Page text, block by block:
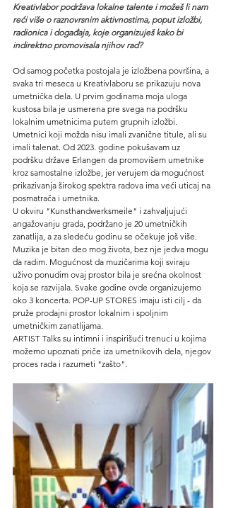
Kreativlabor podržava lokalne talente i možeš li nam
reći više o raznovrsnim aktivnostima, poput izložbi,
radionica i događaja, koje organizuješ kako bi
indirektno promovisala njihov rad?
Od samog početka postojala je izložbena površina, a
svaka tri meseca u Kreativlaboru se prikazuju nova
umetnička dela. U prvim godinama moja uloga
kustosa bila je usmerena pre svega na podršku
lokalnim umetnicima putem grupnih izložbi.
Umetnici koji možda nisu imali zvanične titule, ali su
imali talenat. Od 2023. godine pokušavam uz
podršku države Erlangen da promovišem umetnike
kroz samostalne izložbe, jer verujem da mogućnost
prikazivanja širokog spektra radova ima veći uticaj na
posmatrača i umetnika.
U okviru "Kunsthandwerksmeile" i zahvaljujući
angažovanju grada, podržano je 20 umetničkih
zanatlija, a za sledeću godinu se očekuje još više.
Muzika je bitan deo mog života, bez nje jedva mogu
da radim. Mogućnost da muzičarima koji sviraju
uživo ponudim ovaj prostor bila je srećna okolnost
koja se razvijala. Svake godine ovde organizujemo
oko 3 koncerta. POP-UP STORES imaju isti cilj - da
pruže prodajni prostor lokalnim i spoljnim
umetničkim zanatlijama.
ARTIST Talks su intimni i inspirišući trenuci u kojima
možemo upoznati priče iza umetnikovih dela, njegov
proces rada i razumeti "zašto".